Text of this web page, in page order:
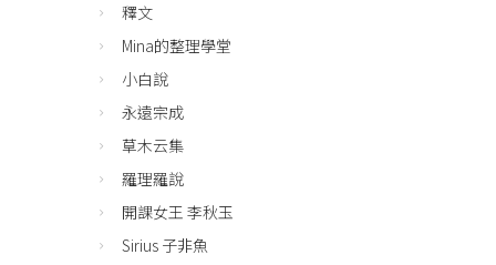
釋文
Mina的整理學堂
小白說
永遠宗成
草木云集
羅理羅說
開課女王 李秋玉
Sirius 子非魚